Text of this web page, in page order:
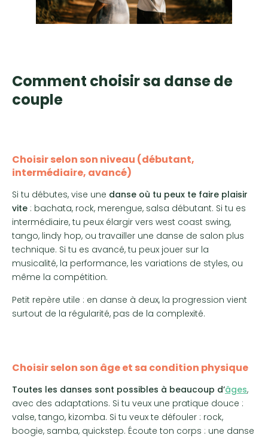
Comment choisir sa danse de
couple
Choisir selon son niveau (débutant,
intermédiaire, avancé)
Si tu débutes, vise une danse où tu peux te faire plaisir
vite : bachata, rock, merengue, salsa débutant. Si tu es
intermédiaire, tu peux élargir vers west coast swing,
tango, lindy hop, ou travailler une danse de salon plus
technique. Si tu es avancé, tu peux jouer sur la
musicalité, la performance, les variations de styles, ou
même la compétition.
Petit repère utile : en danse à deux, la progression vient
surtout de la régularité, pas de la complexité.
Choisir selon son âge et sa condition physique
Toutes les danses sont possibles à beaucoup d’âges,
avec des adaptations. Si tu veux une pratique douce :
valse, tango, kizomba. Si tu veux te défouler : rock,
boogie, samba, quickstep. Écoute ton corps : une danse